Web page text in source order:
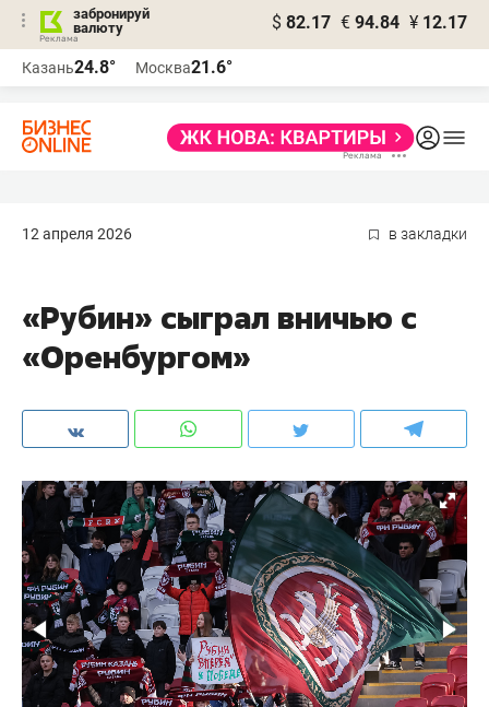
забронируй
валюту
$ 82.17 € 94.84 ¥ 12.17
Казань24.8° Москва21.6°
12 апреля 2026 в закладки
«Рубин» сыграл вничью с
«Оренбургом»